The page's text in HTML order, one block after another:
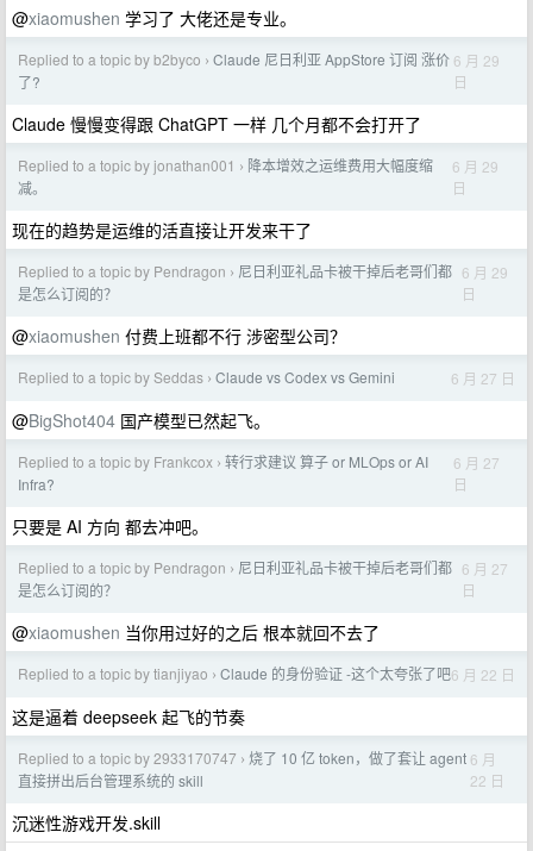
@xiaomushen 学习了 大佬还是专业。
Replied to a topic by b2byco › Claude 尼日利亚 AppStore 订阅 涨价
了?
6 月 29
日
Claude 慢慢变得跟 ChatGPT 一样 几个月都不会打开了
Replied to a topic by jonathan001 › 降本增效之运维费用大幅度缩
减。
6 月 29
日
现在的趋势是运维的活直接让开发来干了
Replied to a topic by Pendragon › 尼日利亚礼品卡被干掉后老哥们都
是怎么订阅的？
6 月 29
日
@xiaomushen 付费上班都不行 涉密型公司？
Replied to a topic by Seddas › Claude vs Codex vs Gemini 6 月 27 日
@BigShot404 国产模型已然起飞。
Replied to a topic by Frankcox › 转行求建议 算子 or MLOps or AI
Infra?
6 月 27
日
只要是 AI 方向 都去冲吧。
Replied to a topic by Pendragon › 尼日利亚礼品卡被干掉后老哥们都
是怎么订阅的？
6 月 27
日
@xiaomushen 当你用过好的之后 根本就回不去了
Replied to a topic by tianjiyao › Claude 的身份验证 -这个太夸张了吧6 月 22 日
这是逼着 deepseek 起飞的节奏
Replied to a topic by 2933170747 › 烧了 10 亿 token，做了套让 agent
直接拼出后台管理系统的 skill
6 月
22 日
沉迷性游戏开发.skill